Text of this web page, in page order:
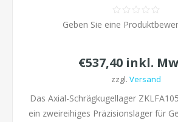
Geben Sie eine
€537,40 inkl.
zzgl. Versand
Das Axial-Schrägkugellager
ein zweireihiges Präzisionslager für